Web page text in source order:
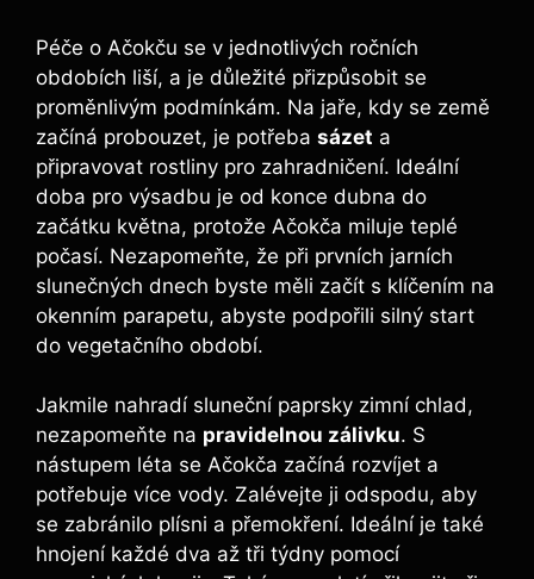
Péče o Ačokču se v jednotlivých ročních
obdobích liší, a je důležité přizpůsobit se
proměnlivým podmínkám. Na jaře, kdy se země
začíná probouzet, je potřeba sázet a
připravovat rostliny pro zahradničení. Ideální
doba pro výsadbu je od konce dubna do
začátku května, protože Ačokča miluje teplé
počasí. Nezapomeňte, že při prvních jarních
slunečných dnech byste měli začít s klíčením na
okenním parapetu, abyste podpořili silný start
do vegetačního období.
Jakmile nahradí sluneční paprsky zimní chlad,
nezapomeňte na pravidelnou zálivku. S
nástupem léta se Ačokča začíná rozvíjet a
potřebuje více vody. Zalévejte ji odspodu, aby
se zabránilo plísni a přemokření. Ideální je také
hnojení každé dva až tři týdny pomocí